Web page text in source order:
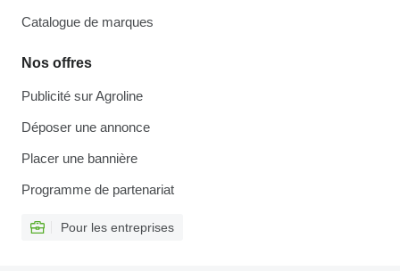
Catalogue de marques
Nos offres
Publicité sur Agroline
Déposer une annonce
Placer une bannière
Programme de partenariat
Pour les entreprises